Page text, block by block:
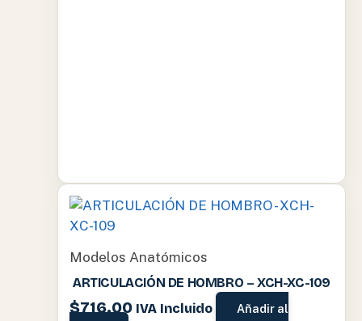
Modelos Anatómicos
ARTICULACIÓN DE HOMBRO – XCH-XC-109
$716.00 IVA Incluido
Añadir al